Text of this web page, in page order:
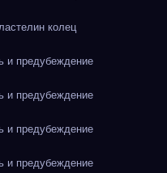
колец
и предубеждение
и предубеждение
и предубеждение
и предубеждение